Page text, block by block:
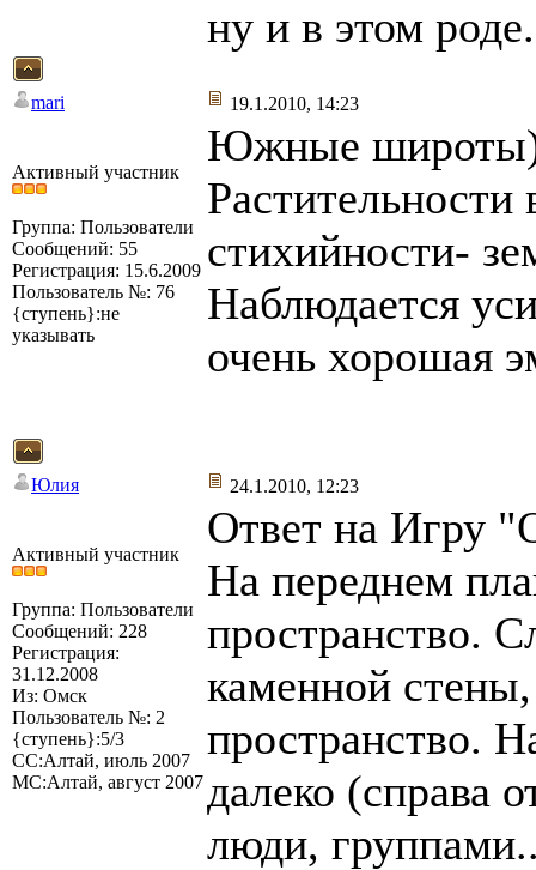
ну и в этом роде.
mari 19.1.2010, 14:23
Активный участник
Группа: Пользователи
Сообщений: 55
Регистрация: 15.6.2009
Пользователь №: 76
{ступень}:не
указывать
Южные
стихийности-
Наблюдается
очень хорошая
Юлия 24.1.2010, 12:23
Активный участник
Группа: Пользователи
Сообщений: 228
Регистрация:
31.12.2008
Из: Омск
Пользователь №: 2
{ступень}:5/3
СС:Алтай, июль 2007
МС:Алтай, август 2007
Ответ на Игру
На переднем
пространство.
каменной
пространство.
далеко (справа
люди,